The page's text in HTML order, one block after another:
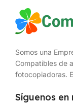
Somos una
Compatibles de
fotocopiadoras.
Síguenos